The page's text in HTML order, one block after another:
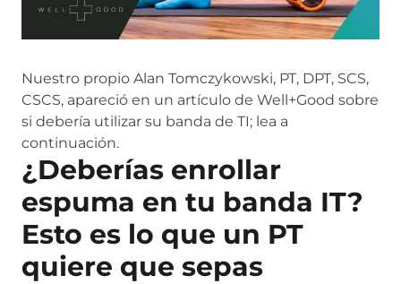
Nuestro propio Alan Tomczykowski, PT, DPT, SCS,
CSCS, apareció en un artículo de Well+Good sobre
si debería utilizar su banda de TI; lea a
continuación.
¿Deberías enrollar
espuma en tu banda IT?
Esto es lo que un PT
quiere que sepas